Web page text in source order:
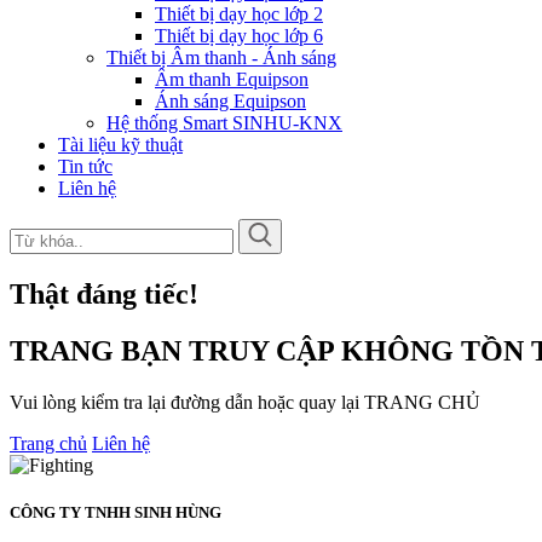
Thiết bị dạy học lớp 2
Thiết bị dạy học lớp 6
Thiết bị Âm thanh - Ánh sáng
Âm thanh Equipson
Ánh sáng Equipson
Hệ thống Smart SINHU-KNX
Tài liệu kỹ thuật
Tin tức
Liên hệ
Thật đáng tiếc!
TRANG BẠN TRUY CẬP KHÔNG TỒN
Vui lòng kiểm tra lại đường dẫn hoặc quay lại TRANG CHỦ
Trang chủ Liên hệ
CÔNG TY TNHH SINH HÙNG